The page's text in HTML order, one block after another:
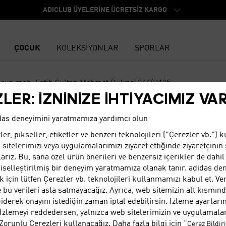
ADICLUB ÜYELERİNE ÜCRETSİZ KARGO
ÇOCUK KOLEKSİYONLAR SPORLAR
mah. Fatih Sultan Mehmet Bulvari 244/B125
ANKARA, ACITY AVM
İZNİNİZE İHTİYACIMIZ
deneyimini yaratmamıza yardımcı olun
pikseller, etiketler ve benzeri teknolojileri ("Çerezler vb.")
sitelerimizi veya uygulamalarımızı ziyaret ettiğinde ziyaretçinin
Bu, sana özel ürün önerileri ve benzersiz içerikler de
bir deneyim yaratmamıza olanak tanır. adidas
için lütfen Çerezler vb. teknolojileri kullanmamızı kabul et.
bu verileri asla satmayacağız. Ayrıca, web sitemizin alt
onayını istediğin zaman iptal edebilirsin. İzleme
reddedersen, yalnızca web sitelerimizin ve
Çerezleri kullanacağız. Daha fazla bilgi için "Çerez